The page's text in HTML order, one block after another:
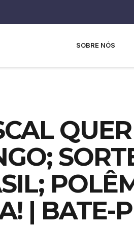
SOBRE NÓS
| BATE-